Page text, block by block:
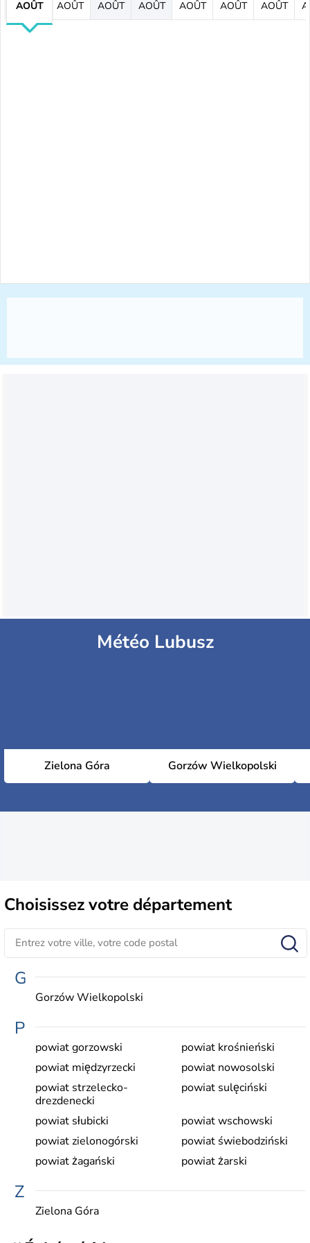
AOÛT AOÛT AOÛT AOÛT AOÛT AOÛT AOÛT
Météo Lubusz
Zielona Góra Gorzów Wielkopolski
Choisissezvotre département
G
Gorzów Wielkopolski
P
powiat gorzowski
powiat krośnieński
powiat międzyrzecki
powiat nowosolski
powiat strzelecko-
drezdenecki
powiat sulęciński
powiat słubicki
powiat wschowski
powiat zielonogórski
powiat świebodziński
powiat żagański
powiat żarski
Z
Zielona Góra